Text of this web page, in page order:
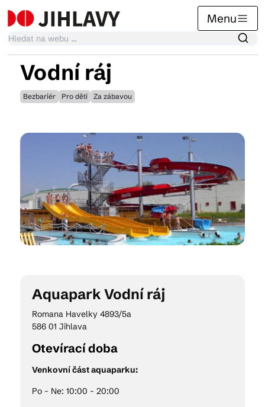
Menu
Kalendář akcí
Suvenýry
Kam vyrazit
CS
Vodní ráj
Bezbariér Pro děti Za zábavou
Aquapark Vodní ráj
Romana Havelky 4893/5a
586 01 Jihlava
Otevírací doba
Venkovní část aquaparku:
Po - Ne: 10:00 - 20:00